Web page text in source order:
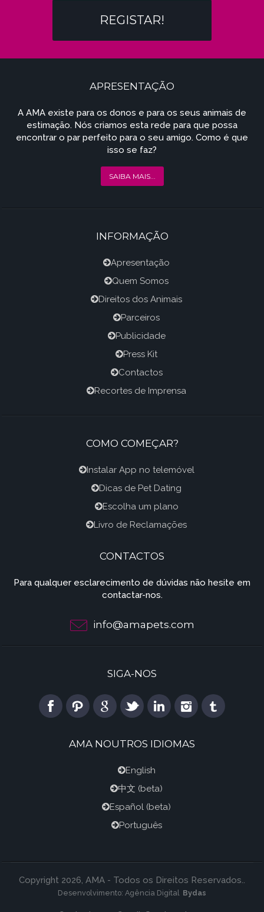
REGISTAR!
APRESENTAÇÃO
A AMA existe para os donos e para os seus animais de
estimação. Nós criamos esta rede para que possa
encontrar o par perfeito para o seu amigo. Como é que
isso se faz?
SAIBA MAIS...
INFORMAÇÃO
Apresentação
Quem Somos
Direitos dos Animais
Parceiros
Publicidade
Press Kit
Contactos
Recortes de Imprensa
COMO COMEÇAR?
Instalar App no telemóvel
Dicas de Pet Dating
Escolha um plano
Livro de Reclamações
CONTACTOS
Para qualquer esclarecimento de dúvidas não hesite em
contactar-nos.
info@amapets.com
SIGA-NOS
AMA NOUTROS IDIOMAS
English
中文 (beta)
Español (beta)
Português
Copyright 2026, AMA - Todos os Direitos Reservados..
Desenvolvimento: Agência Digital Bydas